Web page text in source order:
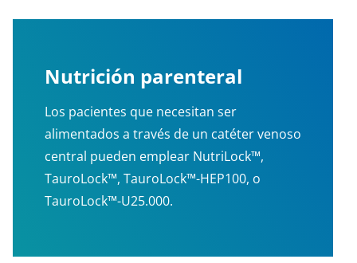
Nutrición parenteral
Los pacientes que necesitan ser
alimentados a través de un catéter venoso
central pueden emplear NutriLock™,
TauroLock™, TauroLock™-HEP100, o
TauroLock™-U25.000.